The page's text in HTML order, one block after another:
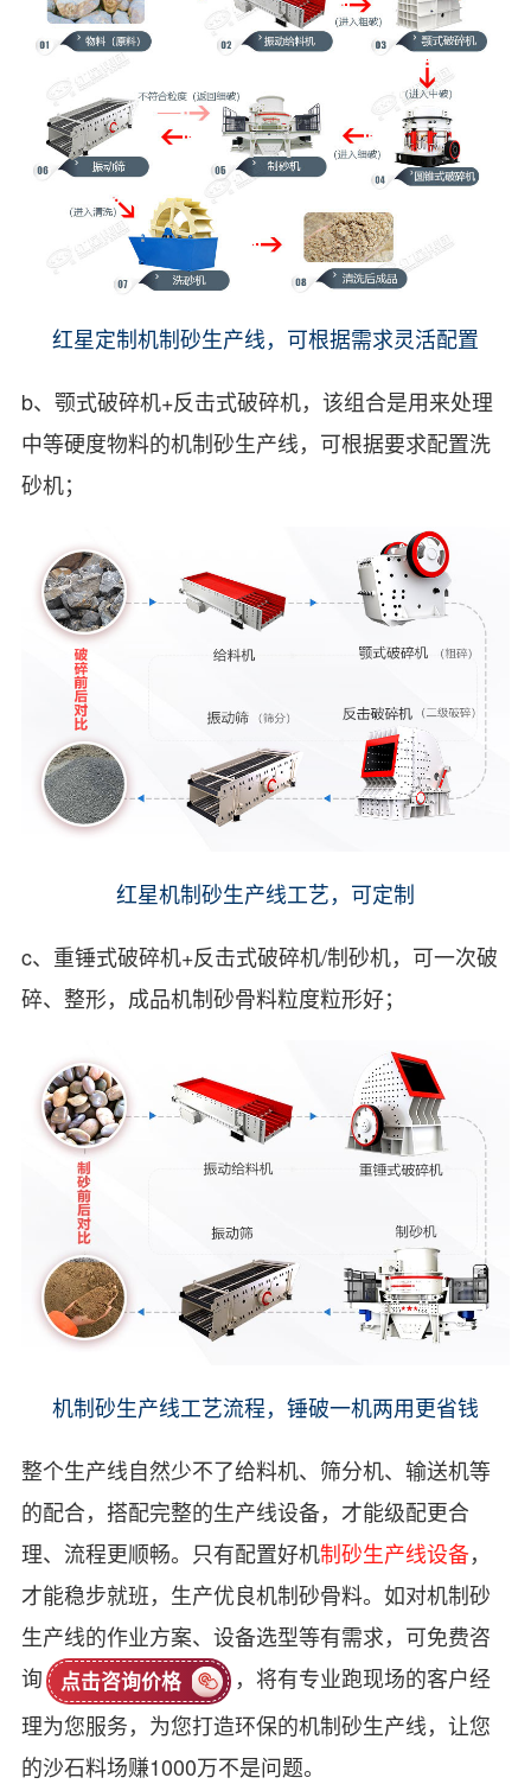
红星定制机制砂生产线，可根据需求灵活配置
b、颚式破碎机+反击式破碎机，该组合是用来处理
中等硬度物料的机制砂生产线，可根据要求配置洗
砂机；
红星机制砂生产线工艺，可定制
c、重锤式破碎机+反击式破碎机/制砂机，可一次破
碎、整形，成品机制砂骨料粒度粒形好；
机制砂生产线工艺流程，锤破一机两用更省钱
整个生产线自然少不了给料机、筛分机、输送机等
的配合，搭配完整的生产线设备，才能级配更合
理、流程更顺畅。只有配置好机制砂生产线设备，
才能稳步就班，生产优良机制砂骨料。如对机制砂
生产线的作业方案、设备选型等有需求，可免费咨
询
点击咨询价格
，将有专业跑现场的客户经
理为您服务，为您打造环保的机制砂生产线，让您
的沙石料场赚1000万不是问题。